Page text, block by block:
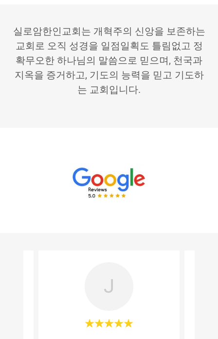
실로암한인교회는 개혁주의 신앙을 보존하는
교회로 오직 성경을 일점일획도 틀림없고 정
확무오한 하나님의 말씀으로 믿으며, 천국과
지옥을 증거하고, 기도의 능력을 믿고 기도하
는 교회입니다.
J